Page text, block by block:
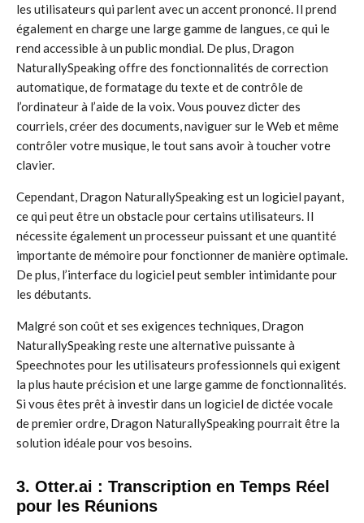
les utilisateurs qui parlent avec un accent prononcé. Il prend
également en charge une large gamme de langues, ce qui le
rend accessible à un public mondial. De plus, Dragon
NaturallySpeaking offre des fonctionnalités de correction
automatique, de formatage du texte et de contrôle de
l’ordinateur à l’aide de la voix. Vous pouvez dicter des
courriels, créer des documents, naviguer sur le Web et même
contrôler votre musique, le tout sans avoir à toucher votre
clavier.
Cependant, Dragon NaturallySpeaking est un logiciel payant,
ce qui peut être un obstacle pour certains utilisateurs. Il
nécessite également un processeur puissant et une quantité
importante de mémoire pour fonctionner de manière optimale.
De plus, l’interface du logiciel peut sembler intimidante pour
les débutants.
Malgré son coût et ses exigences techniques, Dragon
NaturallySpeaking reste une alternative puissante à
Speechnotes pour les utilisateurs professionnels qui exigent
la plus haute précision et une large gamme de fonctionnalités.
Si vous êtes prêt à investir dans un logiciel de dictée vocale
de premier ordre, Dragon NaturallySpeaking pourrait être la
solution idéale pour vos besoins.
3. Otter.ai : Transcription en Temps Réel
pour les Réunions